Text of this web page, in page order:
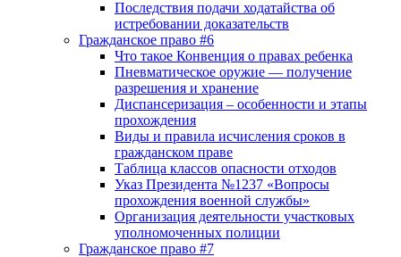
Последствия подачи ходатайства об
истребовании доказательств
Гражданское право #6
Что такое Конвенция о правах ребенка
Пневматическое оружие — получение
разрешения и хранение
Диспансеризация – особенности и этапы
прохождения
Виды и правила исчисления сроков в
гражданском праве
Таблица классов опасности отходов
Указ Президента №1237 «Вопросы
прохождения военной службы»
Организация деятельности участковых
уполномоченных полиции
Гражданское право #7